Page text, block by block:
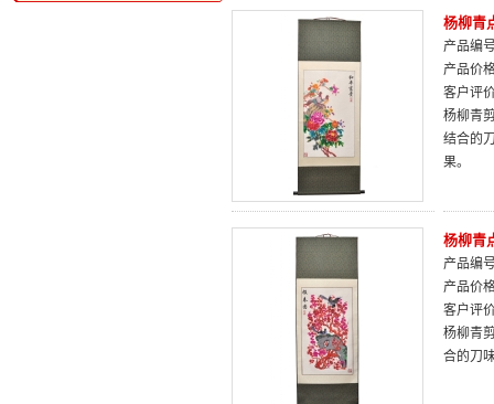
杨柳青
产品编
产品价
客户评
杨柳青
结合的
果。
杨柳青
产品编
产品价
客户评
杨柳青
合的刀